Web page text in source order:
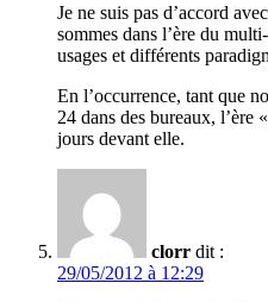
Je ne suis pas d’accord
sommes dans l’ère du
usages et différents
En l’occurrence, tant que
24 dans des bureaux, l’ère
jours devant elle.
clorr dit :
29/05/2012 à 12:29